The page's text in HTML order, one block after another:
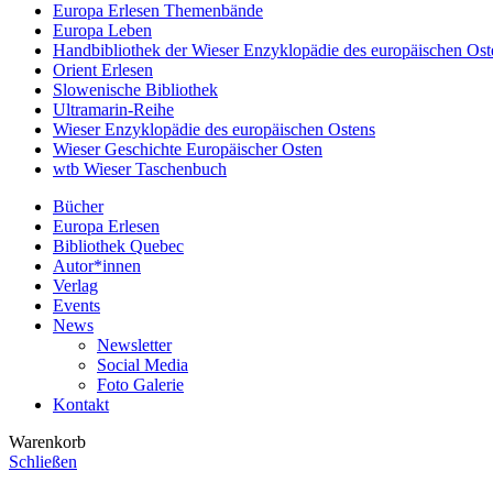
Europa Erlesen Themenbände
Europa Leben
Handbibliothek der Wieser Enzyklopädie des europäischen
Orient Erlesen
Slowenische Bibliothek
Ultramarin-Reihe
Wieser Enzyklopädie des europäischen Ostens
Wieser Geschichte Europäischer Osten
wtb Wieser Taschenbuch
Bücher
Europa Erlesen
Bibliothek Quebec
Autor*innen
Verlag
Events
News
Newsletter
Social Media
Foto Galerie
Kontakt
Warenkorb
Schließen